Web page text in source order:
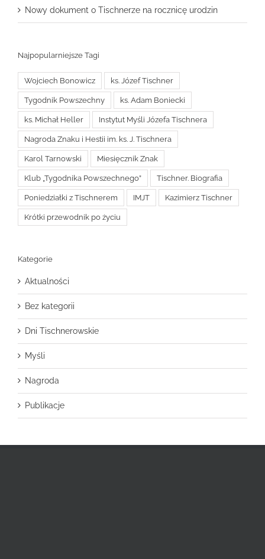
Nowy dokument o Tischnerze na rocznicę urodzin
Najpopularniejsze Tagi
Wojciech Bonowicz ks. Józef Tischner
Tygodnik Powszechny ks. Adam Boniecki
ks. Michał Heller Instytut Myśli Józefa Tischnera
Nagroda Znaku i Hestii im. ks. J. Tischnera
Karol Tarnowski Miesięcznik Znak
Klub „Tygodnika Powszechnego” Tischner. Biografia
Poniedziałki z Tischnerem IMJT Kazimierz Tischner
Krótki przewodnik po życiu
Kategorie
Aktualności
Bez kategorii
Dni Tischnerowskie
Myśli
Nagroda
Publikacje